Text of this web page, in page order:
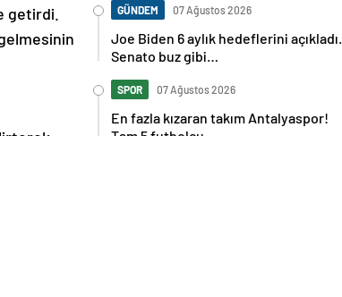
getirdi.
GÜNDEM 07 Ağustos 2026
Joe Biden 6 aylık hedeflerini açıkladı.
Senato buz gibi…
SPOR 07 Ağustos 2026
En fazla kızaran takım Antalyaspor!
Tam 5 futbolcu….